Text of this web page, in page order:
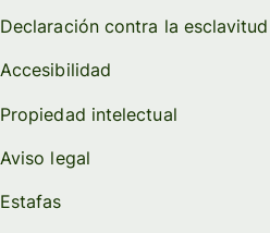
Declaración contra la
Accesibilidad
Propiedad intelectual
Aviso legal
Estafas